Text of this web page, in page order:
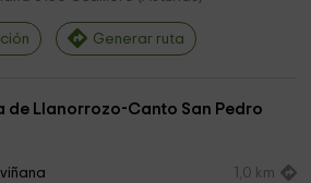
Generar ruta
de Llanorrozo-Canto San Pedro
1,0 km